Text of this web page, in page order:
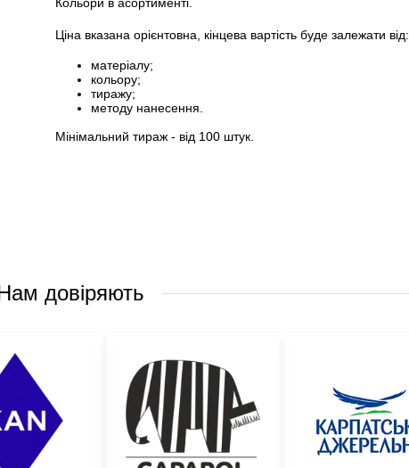
Кольори в асортименті.
Ціна вказана орієнтовна, кінцева вартість буде залежати від:
матеріалу;
кольору;
тиражу;
методу нанесення.
Мінімальний тираж - від 100 штук.
довіряють